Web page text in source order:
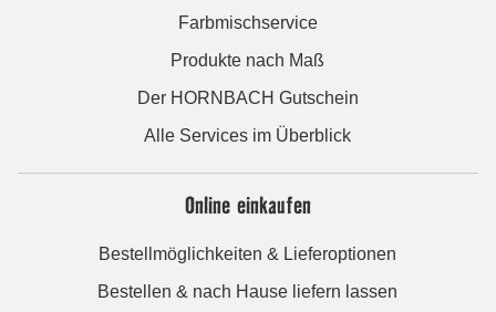
Farbmischservice
Produkte nach Maß
Der HORNBACH Gutschein
Alle Services im Überblick
Online einkaufen
Bestellmöglichkeiten & Lieferoptionen
Bestellen & nach Hause liefern lassen